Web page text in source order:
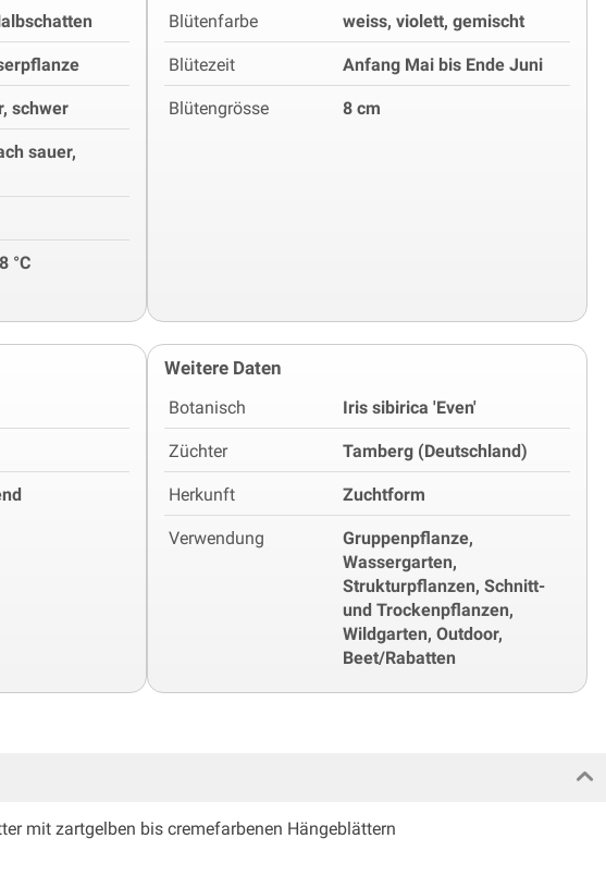
schwer
sauer,
°C
Blütenfarbe weiss, violett, gemischt
Blütezeit Anfang Mai bis Ende Juni
Blütengrösse 8 cm
Weitere Daten
Botanisch Iris sibirica 'Even'
Züchter Tamberg (Deutschland)
Herkunft Zuchtform
Verwendung
Gruppenpflanze,
Wassergarten,
Strukturpflanzen, Schnitt-
und Trockenpflanzen,
Wildgarten, Outdoor,
Beet/Rabatten
mit zartgelben bis cremefarbenen Hängeblättern